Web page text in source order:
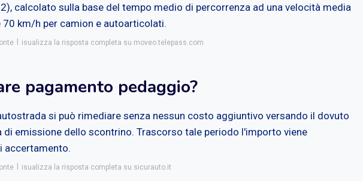
calcolato sulla base del tempo medio di percorrenza ad una velocità media
km/h per camion e autoarticolati.
isualizza la risposta completa su moveo.telepass.com
pagamento pedaggio?
si può rimediare senza nessun costo aggiuntivo versando il dovuto
di emissione dello scontrino. Trascorso tale periodo l'importo viene
accertamento.
isualizza la risposta completa su sicurauto.it